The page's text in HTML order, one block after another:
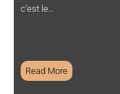
c’est le…
Read More